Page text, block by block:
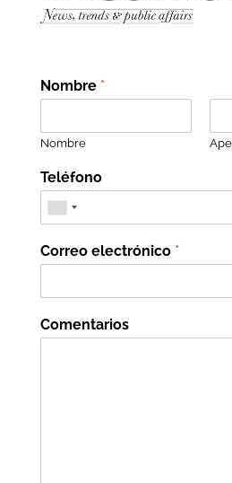
Nombre *
Nombre
Teléfono
Correo electrónico *
Comentarios